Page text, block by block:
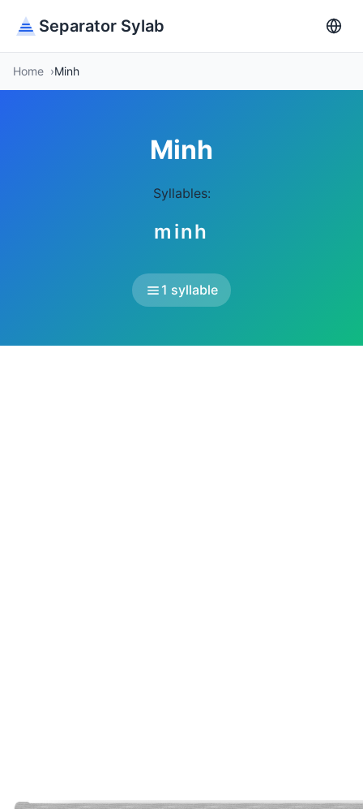
Separator Sylab
Home Minh
Minh
Syllables:
minh
1 syllable